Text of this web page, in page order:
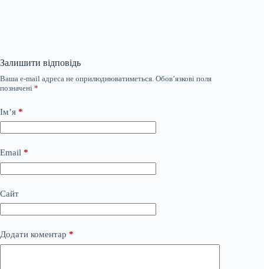
Залишити відповідь
Ваша e-mail адреса не оприлюднюватиметься. Обов’язкові поля
позначені *
Ім’я *
Email *
Сайт
Додати коментар *